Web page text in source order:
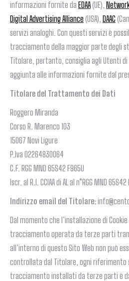
informazioni fornite da EDAA(UE),
Digital Advertising Alliance(USA), DAAC
servizi analoghi. Con questi servizi è
tracciamento della maggior parte degli
Titolare, pertanto, consiglia agli Utenti
aggiunta alle informazioni fornite dal
Titolare del Trattamento dei Dati
Roggero Miranda
Corso R. Marenco 103
15067 Novi Ligure
P.Iva 02264830064
C.F. RGG MND 65S42 F965U
Iscr. al R.I. CCIAA di AL al n°RGG MND 65S42
Indirizzo email del Titolare:
Dal momento che l’installazione di
tracciamento operata da terze parti
all’interno di questo Sito Web non può
controllata dal Titolare, ogni riferimento
tracciamento installati da terze parti è